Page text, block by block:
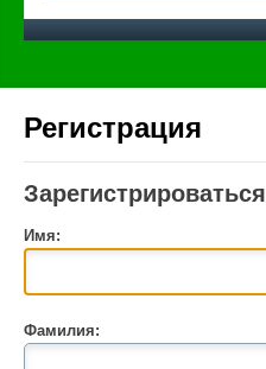
Регистрация
Зарегистрироваться
Имя:
Фамилия: